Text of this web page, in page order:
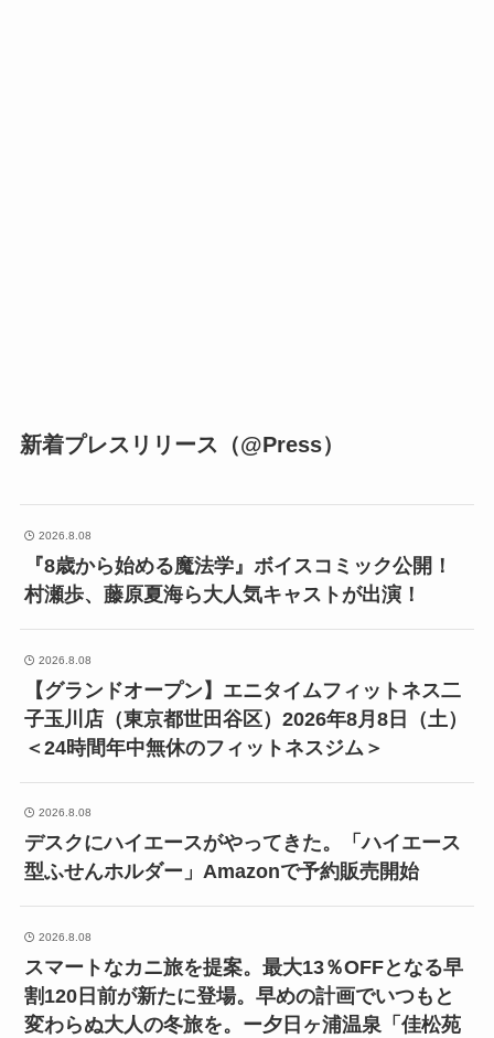
新着プレスリリース（@Press）
2026.8.08
『8歳から始める魔法学』ボイスコミック公開！
村瀬歩、藤原夏海ら大人気キャストが出演！
2026.8.08
【グランドオープン】エニタイムフィットネス二
子玉川店（東京都世田谷区）2026年8月8日（土）
＜24時間年中無休のフィットネスジム＞
2026.8.08
デスクにハイエースがやってきた。「ハイエース
型ふせんホルダー」Amazonで予約販売開始
2026.8.08
スマートなカニ旅を提案。最大13％OFFとなる早
割120日前が新たに登場。早めの計画でいつもと
変わらぬ大人の冬旅を。ー夕日ヶ浦温泉「佳松苑